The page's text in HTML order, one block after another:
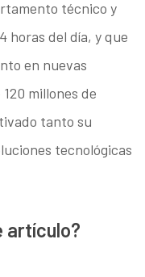
técnico y
horas del día, y que
en nuevas
millones de
tanto su
tecnológicas
artículo?